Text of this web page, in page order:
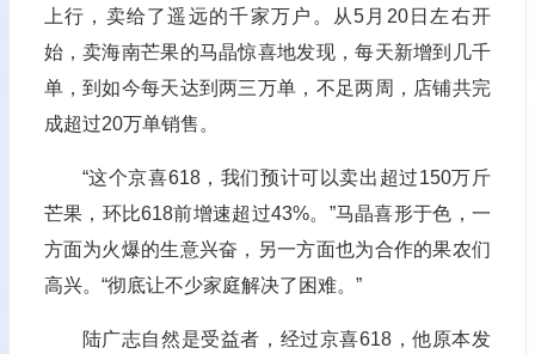
上行，卖给了遥远的千家万户。从5月20日左右开
始，卖海南芒果的马晶惊喜地发现，每天新增到几千
单，到如今每天达到两三万单，不足两周，店铺共完
成超过20万单销售。
“这个京喜618，我们预计可以卖出超过150万斤
芒果，环比618前增速超过43%。”马晶喜形于色，一
方面为火爆的生意兴奋，另一方面也为合作的果农们
高兴。“彻底让不少家庭解决了困难。”
陆广志自然是受益者，经过京喜618，他原本发